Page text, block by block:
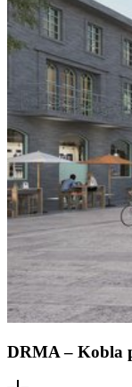
DRMA – Kobla